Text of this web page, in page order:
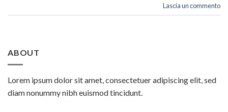
Lascia un commento
ABOUT
Lorem ipsum dolor sit amet, consectetuer adipiscing elit, sed
diam nonummy nibh euismod tincidunt.